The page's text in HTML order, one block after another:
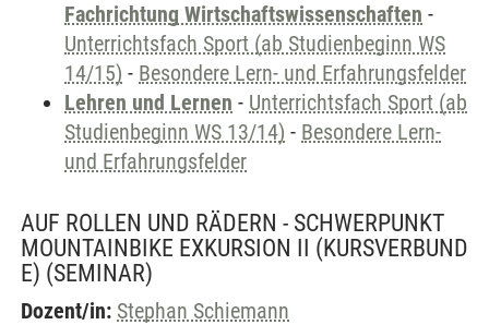
Fachrichtung Wirtschaftswissenschaften -
Unterrichtsfach Sport (ab Studienbeginn WS
14/15) - Besondere Lern- und Erfahrungsfelder
Lehren und Lernen - Unterrichtsfach Sport (ab
Studienbeginn WS 13/14) - Besondere Lern-
und Erfahrungsfelder
AUF ROLLEN UND RÄDERN - SCHWERPUNKT
MOUNTAINBIKE EXKURSION II (KURSVERBUND
E) (SEMINAR)
Dozent/in: Stephan Schiemann